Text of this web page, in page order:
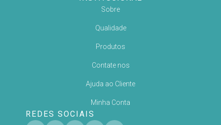
Sobre
Qualidade
Produtos
Contate nos
Ajuda ao Cliente
Minha Conta
REDES SOCIAIS